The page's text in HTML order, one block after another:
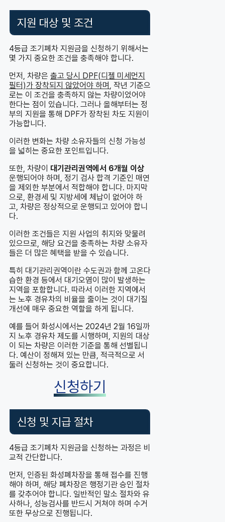
지원 대상 및 조건
4등급 조기폐차 지원금을 신청하기 위해서는
몇 가지 중요한 조건을 충족해야 합니다.
먼저, 차량은 출고 당시 DPF(디젤 미세먼지
필터)가 장착되지 않았어야 하며 , 작년 기준으
로는 이 조건을 충족하지 않는 차량이었어야
한다는 점이 있습니다. 그러나 올해부터는 정
부의 지원을 통해 DPF가 장착된 차도 지원이
가능합니다.
이러한 변화는 차량 소유자들의 신청 가능성
을 넓히는 중요한 포인트입니다.
또한, 차량이 대기관리권역에서 6개월 이상
운행되어야 하며, 정기 검사 합격 기준인 매연
을 제외한 부분에서 적합해야 합니다. 마지막
으로, 환경세 및 지방세에 체납이 없어야 하
고, 차량은 정상적으로 운행되고 있어야 합니
다.
이러한 조건들은 지원 사업의 취지와 맞물려
있으므로, 해당 요건을 충족하는 차량 소유자
들은 더 많은 혜택을 받을 수 있습니다.
특히 대기관리권역이란 수도권과 함께 고온다
습한 환경 등에서 대기오염이 많이 발생하는
지역을 포함합니다. 따라서 이러한 지역에서
는 노후 경유차의 비율을 줄이는 것이 대기질
개선에 매우 중요한 역할을 하게 됩니다.
예를 들어 화성시에서는 2024년 2월 16일까
지 노후 경유차 제도를 시행하며, 지원의 대상
이 되는 차량은 이러한 기준을 통해 선별됩니
다. 예산이 정해져 있는 만큼, 적극적으로 서
둘러 신청하는 것이 중요합니다.
신청하기
신청 및 지급 절차
4등급 조기폐차 지원금을 신청하는 과정은 비
교적 간단합니다.
먼저, 인증된 화성폐차장을 통해 접수를 진행
해야 하며, 해당 폐차장은 행정기관 승인 절차
를 갖추어야 합니다. 일반적인 말소 절차와 유
사하나, 성능검사를 반드시 거쳐야 하며 수거
또한 무상으로 진행됩니다.